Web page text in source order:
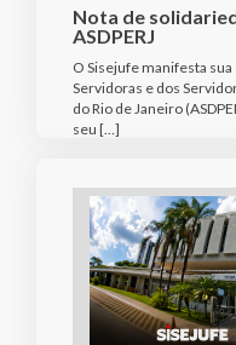
Nota de
ASDPERJ
O Sisejufe manifesta
Servidoras e dos
do Rio de Janeiro
seu […]